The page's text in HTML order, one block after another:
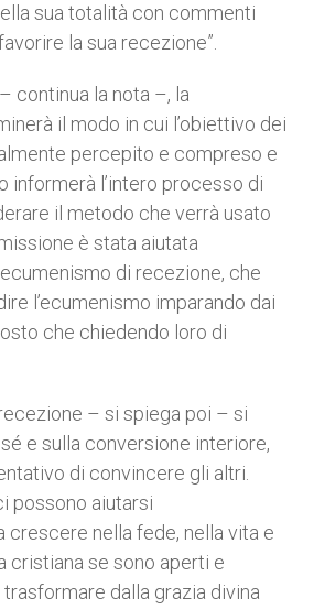
sua totalità con commenti
la sua recezione”.
continua la nota –, la
il modo in cui l’obiettivo dei
percepito e compreso e
informerà l’intero processo di
il metodo che verrà usato
è stata aiutata
di recezione, che
l’ecumenismo imparando dai
che chiedendo loro di
– si spiega poi – si
sé e sulla conversione interiore,
di convincere gli altri.
possono aiutarsi
crescere nella fede, nella vita e
cristiana se sono aperti e
dalla grazia divina